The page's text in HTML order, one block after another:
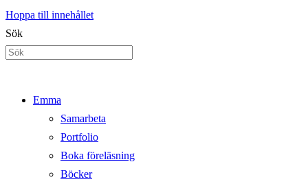
Hoppa till innehållet
Sök
Emma
Samarbeta
Portfolio
Boka föreläsning
Böcker